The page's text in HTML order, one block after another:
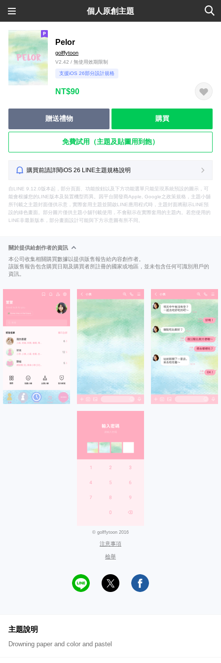
個人原創主題
Pelor
golffytoon
V2.42 / 無使用效期限制
支援iOS 26部分設計規格
NT$90
贈送禮物 購買
免費試用（主題及貼圖用到飽）
購買前請詳閱iOS 26 LINE主題規格說明
自LINE 9.12.0版本起，部分頁面、功能按鈕以及下方功能選單只能呈現系統預設的圖示，可
能會根據您的LINE版本及裝置機型而異。因平台開發商Apple, Google之政策規格，主題小舖
所刊載之主題封面僅供示意，實際套用主題並開啟LINE應用程式時，主題封面將顯示LINE預
設的綠色畫面。部分圖片僅供主題小舖刊載使用，不會顯示在實際套用的主題內。若您使用的
LINE非最新版本，部分畫面設計可能與下方示意圖有所不同。
關於提供給創作者的資訊
本公司收集相關購買數據以提供販售報告給內容創作者。
該販售報告包含購買日期及購買者所註冊的國家或地區，並未包含任何可識別用戶的
資訊。
© golffytoon 2016
注意事項
檢舉
主題說明
Drowning paper and color and pastel